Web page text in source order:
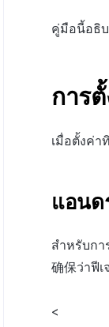
คู่มือนี้อธิบ
การ
เมื่อตั้งค่า
แอนด
สำหรับกา
确保ว่าฟี
<